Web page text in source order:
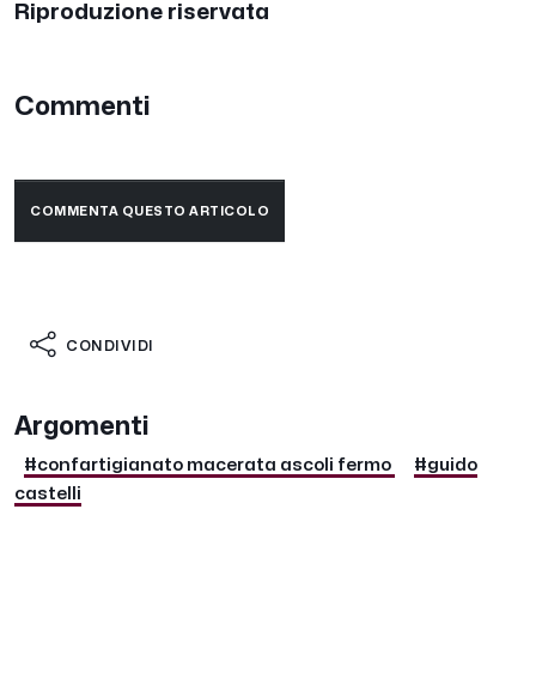
Riproduzione riservata
Commenti
COMMENTA QUESTO ARTICOLO
CONDIVIDI
Argomenti
#confartigianato macerata ascoli fermo
#guido
castelli